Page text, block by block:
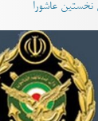
نخستین عاشورا